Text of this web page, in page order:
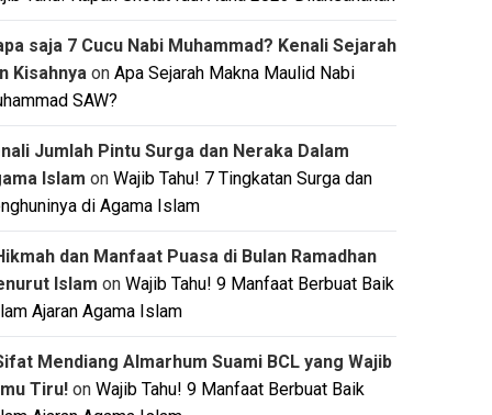
saja 7 Cucu Nabi Muhammad? Kenali Sejarah
Kisahnya on Apa Sejarah Makna Maulid Nabi
SAW?
Jumlah Pintu Surga dan Neraka Dalam
Islam on Wajib Tahu! 7 Tingkatan Surga dan
di Agama Islam
dan Manfaat Puasa di Bulan Ramadhan
Islam on Wajib Tahu! 9 Manfaat Berbuat Baik
Ajaran Agama Islam
Mendiang Almarhum Suami BCL yang Wajib
Tiru! on Wajib Tahu! 9 Manfaat Berbuat Baik